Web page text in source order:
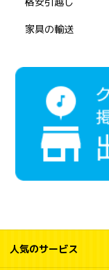
家具の輸送
人気のサービス